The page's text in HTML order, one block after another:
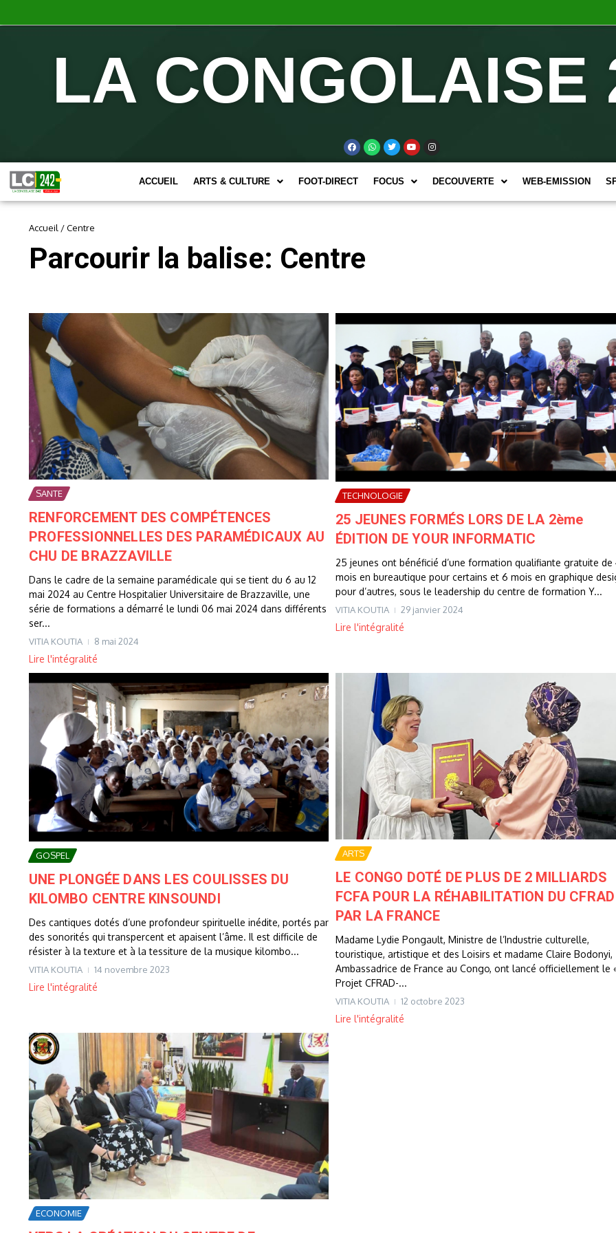
LA
ACCUEIL ARTS & CULTURE FOOT-DIRECT FOCUS DECOUVERTE WEB-EMISSION
Accueil /Centre
Parcourir la balise: Centre
SANTE
RENFORCEMENT DES COMPÉTENCES
PROFESSIONNELLES DES PARAMÉDICAUX AU
CHU DE BRAZZAVILLE
Dans le cadre de la semaine paramédicale qui se tient du 6 au 12
mai 2024 au Centre Hospitalier Universitaire de Brazzaville, une
série de formations a démarré le lundi 06 mai 2024 dans différents
ser...
VITIA KOUTIA 8 mai 2024
Lire l'intégralité
TECHNOLOGIE
25 JEUNES FORMÉS LORS DE LA 2ème
ÉDITION DE YOUR INFORMATIC
25 jeunes ont bénéficié d’une formation qualifiante gratuite de
mois en bureautique pour certains et 6 mois en graphique
pour d’autres, sous le leadership du centre de formation Y...
VITIA KOUTIA 29 janvier 2024
Lire l'intégralité
GOSPEL
UNE PLONGÉE DANS LES COULISSES DU
KILOMBO CENTRE KINSOUNDI
Des cantiques dotés d’une profondeur spirituelle inédite, portés par
des sonorités qui transpercent et apaisent l’âme. Il est difficile de
résister à la texture et à la tessiture de la musique kilombo...
VITIA KOUTIA 14 novembre 2023
Lire l'intégralité
ARTS
LE CONGO DOTÉ DE PLUS DE 2 MILLIARDS
FCFA POUR LA RÉHABILITATION DU CFRAD
PAR LA FRANCE
Madame Lydie Pongault, Ministre de l’Industrie culturelle,
touristique, artistique et des Loisirs et madame Claire Bodonyi,
Ambassadrice de France au Congo, ont lancé officiellement le
Projet CFRAD-...
VITIA KOUTIA 12 octobre 2023
Lire l'intégralité
ECONOMIE